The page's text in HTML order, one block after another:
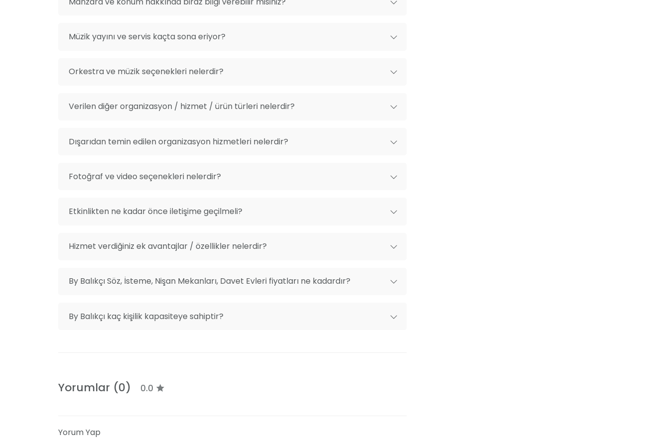
Müzik yayını ve servis kaçta sona eriyor?
Orkestra ve müzik seçenekleri nelerdir?
Verilen diğer organizasyon / hizmet / ürün türleri nelerdir?
Dışarıdan temin edilen organizasyon hizmetleri nelerdir?
Fotoğraf ve video seçenekleri nelerdir?
Etkinlikten ne kadar önce iletişime geçilmeli?
Hizmet verdiğiniz ek avantajlar / özellikler nelerdir?
By Balıkçı Söz, İsteme, Nişan Mekanları, Davet Evleri fiyatları ne kadardır?
By Balıkçı kaç kişilik kapasiteye sahiptir?
Yorumlar (0) 0.0
Yorum Yap